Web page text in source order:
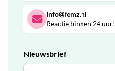
info@femz.nl
Reactie binnen 24 uur!
Nieuwsbrief